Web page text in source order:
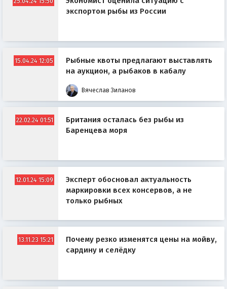
экспортом рыбы из России
15.04.24 12:05
Рыбные квоты предлагают выставлять
на аукцион, а рыбаков в кабалу
Вячеслав Зиланов
22.02.24 01:51
Британия осталась без рыбы из
Баренцева моря
12.01.24 15:09
Эксперт обосновал актуальность
маркировки всех консервов, а не
только рыбных
13.11.23 15:21
Почему резко изменятся цены на мойву,
сардину и селёдку